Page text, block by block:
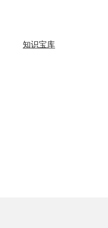
知识宝库